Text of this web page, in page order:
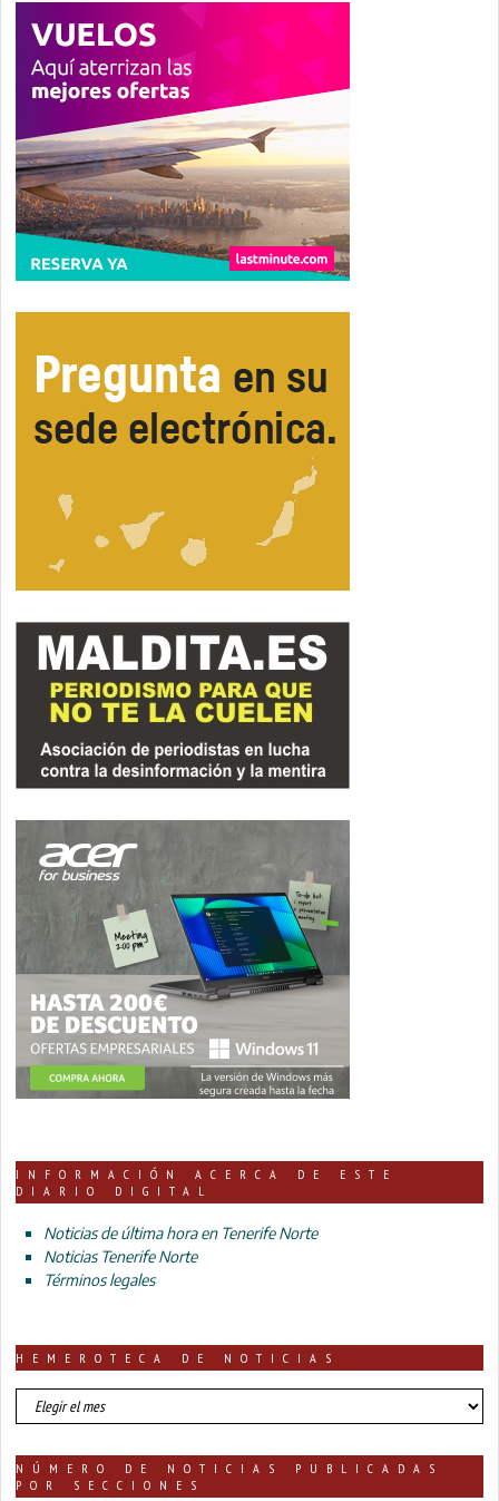
INFORMACIÓN ACERCA DE ESTE
DIARIO DIGITAL
Noticias de última hora en Tenerife Norte
Noticias Tenerife Norte
Términos legales
HEMEROTECA DE NOTICIAS
HEMEROTECA
DE
NÚMERO DE NOTICIAS PUBLICADAS
POR SECCIONES